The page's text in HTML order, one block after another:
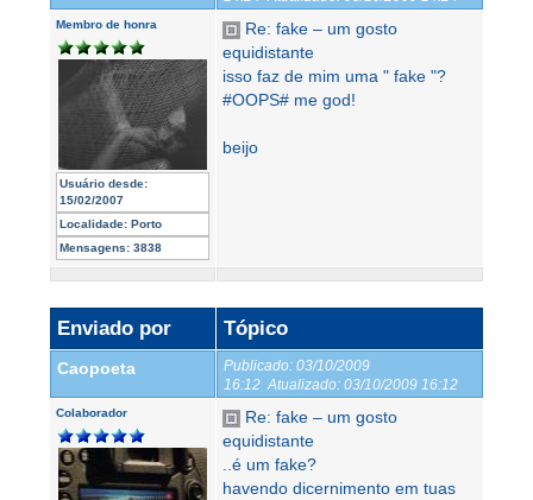
Membro de honra
Usuário desde:
15/02/2007
Localidade: Porto
Mensagens: 3838
Re: fake – um gosto
equidistante
isso faz de mim uma " fake "?
#OOPS# me god!
beijo
Enviado por Tópico
Caopoeta Publicado: 03/10/2009
16:12 Atualizado: 03/10/2009 16:12
Colaborador
Re: fake – um gosto
equidistante
..é um fake?
havendo dicernimento em tuas